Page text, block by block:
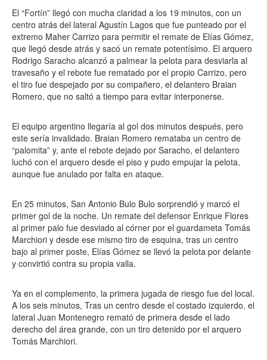
El “Fortín” llegó con mucha claridad a los 19 minutos, con un
centro atrás del lateral Agustín Lagos que fue punteado por el
extremo Maher Carrizo para permitir el remate de Elías Gómez,
que llegó desde atrás y sacó un remate potentísimo. El arquero
Rodrigo Saracho alcanzó a palmear la pelota para desviarla al
travesaño y el rebote fue rematado por el propio Carrizo, pero
el tiro fue despejado por su compañero, el delantero Braian
Romero, que no saltó a tiempo para evitar interponerse.
El equipo argentino llegaría al gol dos minutos después, pero
este sería invalidado. Braian Romero remataba un centro de
“palomita” y, ante el rebote dejado por Saracho, el delantero
luchó con el arquero desde el piso y pudo empujar la pelota,
aunque fue anulado por falta en ataque.
En 25 minutos, San Antonio Bulo Bulo sorprendió y marcó el
primer gol de la noche. Un remate del defensor Enrique Flores
al primer palo fue desviado al córner por el guardameta Tomás
Marchiori y desde ese mismo tiro de esquina, tras un centro
bajo al primer poste, Elías Gómez se llevó la pelota por delante
y convirtió contra su propia valla.
Ya en el complemento, la primera jugada de riesgo fue del local.
A los seis minutos, Tras un centro desde el costado izquierdo, el
lateral Juan Montenegro remató de primera desde el lado
derecho del área grande, con un tiro detenido por el arquero
Tomás Marchiori.